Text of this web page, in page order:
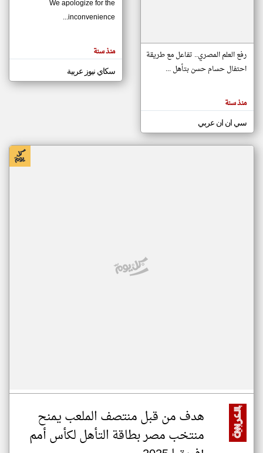
مصادر الأخبار من موريتانيا
اخبار موريتانيا على مدار الساعة
أهم اخبار موريتانيا العاجلة والمباشرة
المقالات
الموجوده
هنا عن
رفع العلم المصري.. تفاعل مع طريقة
احتفال حسام حسن بتأهل ...
منذ سنة
سي ان ان عربي
We apologize for the
inconvenience...
منذ سنة
سكاي نيوز عربية
هدف من قبل منتصف الملعب يمنح
منتخب مصر بطاقة التأهل لكأس أمم
klyoum.com